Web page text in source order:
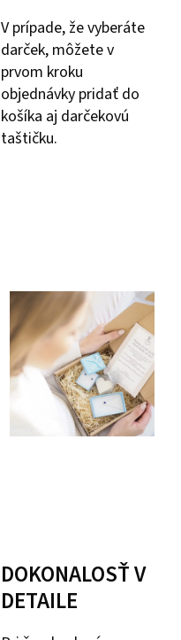
V prípade, že vyberáte
darček, môžete v
prvom kroku
objednávky pridať do
košíka aj darčekovú
taštičku.
DOKONALOSŤ V
DETAILE